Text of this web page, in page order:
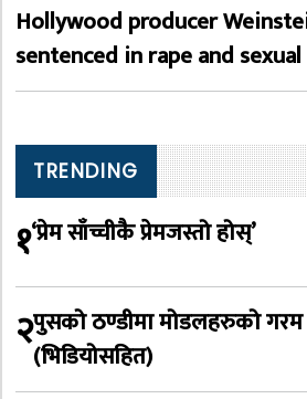
Hollywood producer
sentenced in rape and
TRENDING
१‘प्रेम साँच्चीकै प्रेमजस्तो होस्’
२पुसको ठण्डीमा मोडलहरुको गरम
(भिडियोसहित)